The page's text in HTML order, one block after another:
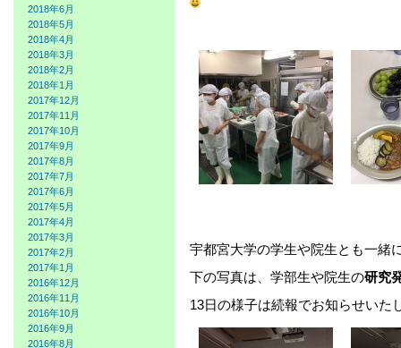
2018年6月
2018年5月
2018年4月
2018年3月
2018年2月
2018年1月
2017年12月
2017年11月
2017年10月
2017年9月
2017年8月
2017年7月
2017年6月
2017年5月
2017年4月
2017年3月
2017年2月
2017年1月
2016年12月
2016年11月
2016年10月
2016年9月
2016年8月
宇都宮大学の学生や院生とも一緒
下の写真は、学部生や院生の研究
13日の様子は続報でお知らせいた